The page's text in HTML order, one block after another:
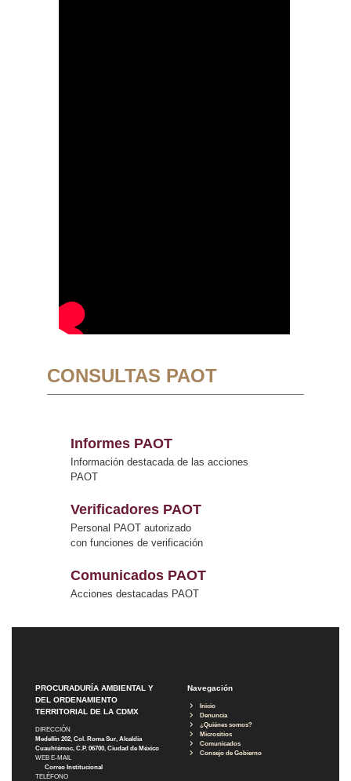
CONSULTAS PAOT
Informes PAOT
Información destacada de las acciones
PAOT
Verificadores PAOT
Personal PAOT autorizado
con funciones de verificación
Comunicados PAOT
Acciones destacadas PAOT
PROCURADURÍA AMBIENTAL Y
DEL ORDENAMIENTO
TERRITORIAL DE LA CDMX
DIRECCIÓN
Medellín 202, Col. Roma Sur, Alcaldía
Cuauhtémoc, C.P. 06700, Ciudad de México
WEB E-MAIL
Correo Institucional
TELÉFONO
Navegación
Inicio
Denuncia
¿Quiénes somos?
Micrositios
Comunicados
Consejo de Gobierno